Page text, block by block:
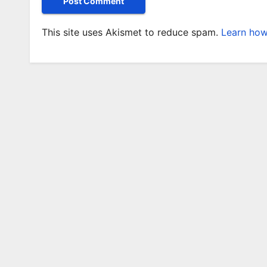
This site uses Akismet to reduce spam. Learn